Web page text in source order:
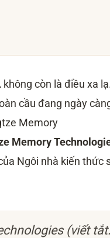
còn là điều xa
cầu đang ngày
Memory
Memory
Ngôi nhà kiến thức
(viết tắt: